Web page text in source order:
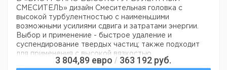
СМЕСИТЕЛЬ» дизайн Смесительная головка с
высокой турбулентностью с наименьшими
возможными усилиями сдвига и затратами энергии.
Выбор и применение - быстрое удаление и
суспендирование твердых частиц; также подходит
для применения с высокой вязкостью
Технические данные:
3 804,89 евро / 363 192 руб.